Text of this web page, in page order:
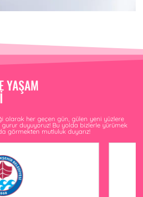
olarak her geçen gün, gülen yeni yüzlere
duyuyoruz! Bu yolda bizlerle yürümek
görmekten mutluluk duyarız!